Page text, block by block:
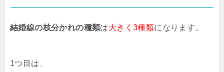
結婚線の枝分かれの種類は大きく3種類になります。
1つ目は、